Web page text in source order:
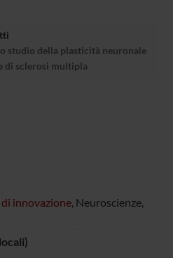
studio della plasticità neuronale
di sclerosi multipla
innovazione, Neuroscienze,